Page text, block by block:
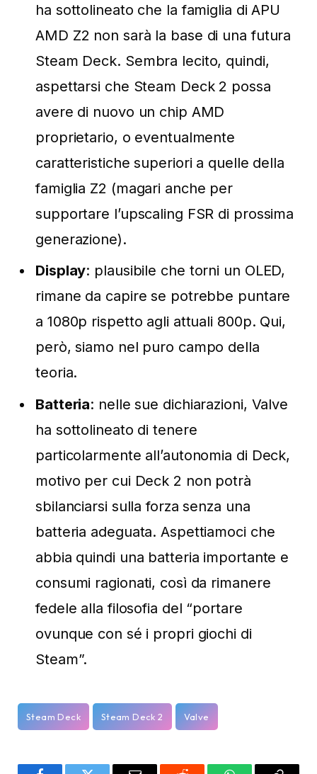
ha sottolineato che la famiglia di APU
AMD Z2 non sarà la base di una futura
Steam Deck. Sembra lecito, quindi,
aspettarsi che Steam Deck 2 possa
avere di nuovo un chip AMD
proprietario, o eventualmente
caratteristiche superiori a quelle della
famiglia Z2 (magari anche per
supportare l’upscaling FSR di prossima
generazione).
Display: plausibile che torni un OLED,
rimane da capire se potrebbe puntare
a 1080p rispetto agli attuali 800p. Qui,
però, siamo nel puro campo della
teoria.
Batteria: nelle sue dichiarazioni, Valve
ha sottolineato di tenere
particolarmente all’autonomia di Deck,
motivo per cui Deck 2 non potrà
sbilanciarsi sulla forza senza una
batteria adeguata. Aspettiamoci che
abbia quindi una batteria importante e
consumi ragionati, così da rimanere
fedele alla filosofia del “portare
ovunque con sé i propri giochi di
Steam”.
Steam Deck Steam Deck 2 Valve